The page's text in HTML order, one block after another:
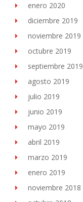
enero 2020
diciembre 2019
noviembre 2019
octubre 2019
septiembre 2019
agosto 2019
julio 2019
junio 2019
mayo 2019
abril 2019
marzo 2019
enero 2019
noviembre 2018